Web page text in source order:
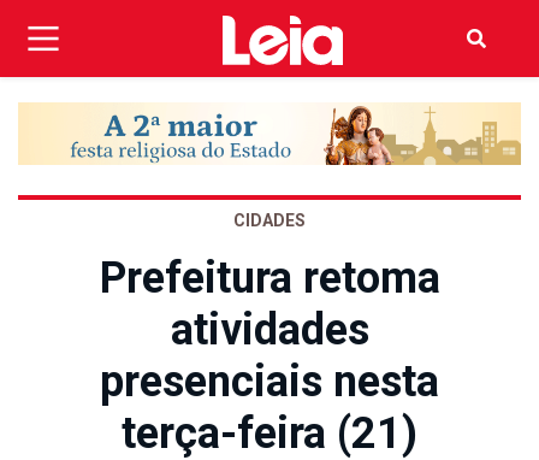
CIDADES
Prefeitura retoma
atividades
presenciais nesta
terça-feira (21)